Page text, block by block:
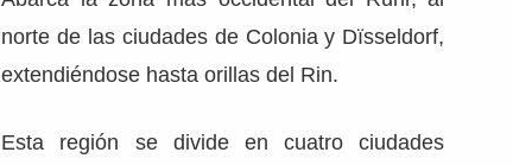
norte de las ciudades de Colonia y Dïsseldorf,
extendiéndose hasta orillas del Rin.
Esta región se divide en cuatro ciudades